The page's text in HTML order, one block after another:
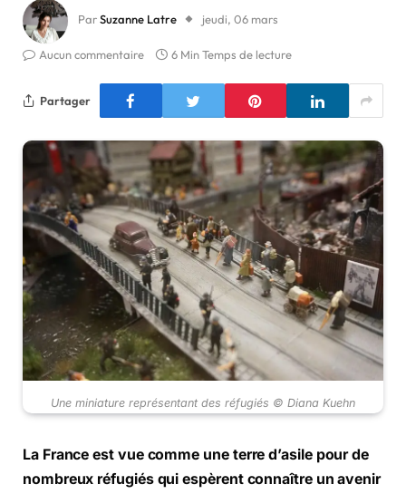
ParSuzanne Latre jeudi, 06 mars
Aucun commentaire 6 Min Temps de lecture
Partager
Une miniature représentant des réfugiés © Diana Kuehn
La France est vue comme une terre d’asile pour de
nombreux réfugiés qui espèrent connaître un avenir